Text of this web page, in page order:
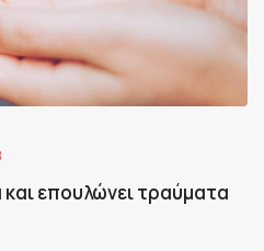
και επουλώνει τραύματα